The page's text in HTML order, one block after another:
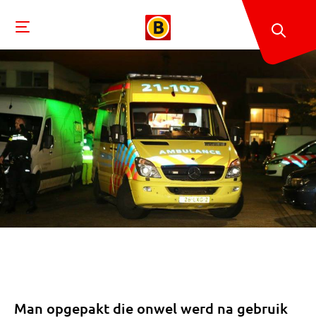
Man opgepakt die onwel werd na gebruik